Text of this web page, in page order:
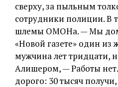
сверху, за пыльным
сотрудники полиции. В
шлемы ОМОНа. — Мы
«Новой газете» один из
мужчина лет тридцати,
Алишером, — Работы
дорого: 30 тысяч